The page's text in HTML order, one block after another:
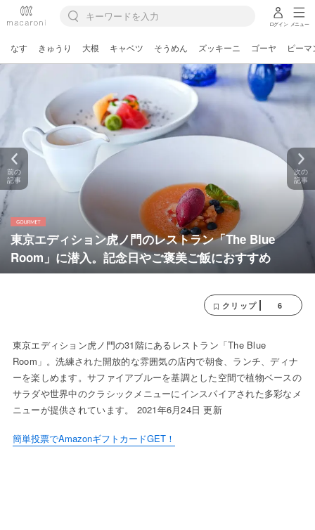
ログイン メニュー
なす きゅうり 大根 キャベツ そうめん ズッキーニ ゴーヤ ピーマ
東京エディション虎ノ門のレストラン「The Blue
Room」に潜入。記念日やご褒美ご飯におすすめ
前の
記事
次の
記事
クリップ 6
東京エディション虎ノ門の31階にあるレストラン「The Blue
Room」。洗練された開放的な雰囲気の店内で朝食、ランチ、ディナ
ーを楽しめます。サファイアブルーを基調とした空間で植物ベースの
サラダや世界中のクラシックメニューにインスパイアされた多彩なメ
ニューが提供されています。 2021年6月24日 更新
簡単投票でAmazonギフトカードGET！